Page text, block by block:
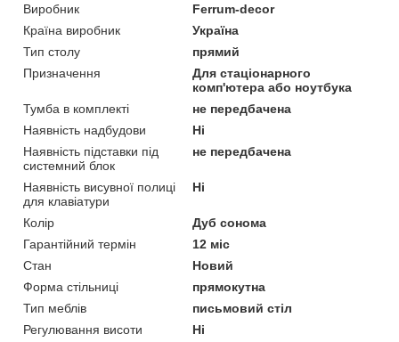
Виробник
Ferrum-decor
Країна виробник
Україна
Тип столу
прямий
Призначення
Для стаціонарного
комп'ютера або ноутбука
Тумба в комплекті
не передбачена
Наявність надбудови
Ні
Наявність підставки під
системний блок
не передбачена
Наявність висувної полиці
для клавіатури
Ні
Колір
Дуб сонома
Гарантійний термін
12 міс
Стан
Новий
Форма стільниці
прямокутна
Тип меблів
письмовий стіл
Регулювання висоти
Ні